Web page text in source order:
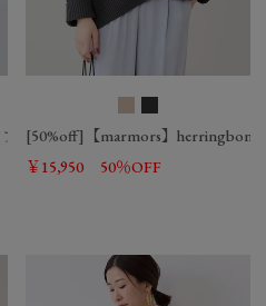
ルゾン
[50%off]【marmors】herringbone
￥15,950
50％OFF